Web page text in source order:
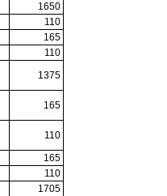
1650
110
165
110
1375
165
110
165
110
1705